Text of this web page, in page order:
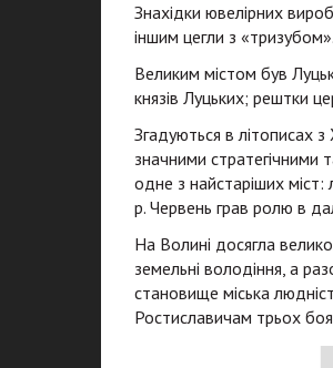
Знахідки ювелірних
іншим цегли з «тризубом».
Великим містом був
князів Луцьких; рештки
Згадуються в літописах
значними стратегічними
одне з найстаріших
р. Червень грав ролю в
На Волині досягла
земельні володіння, а
становище міська
Ростиславичам трьох